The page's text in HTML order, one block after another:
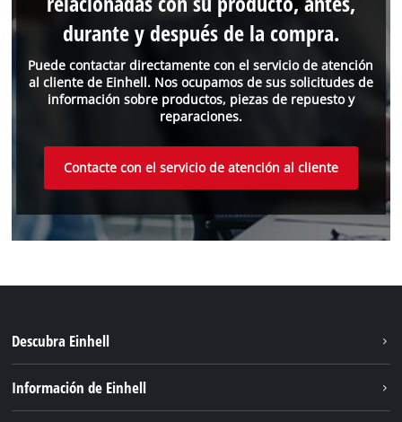
Puede contactar directamente con el servicio de atención
al cliente de Einhell. Nos ocupamos de sus solicitudes de
información sobre productos, piezas de repuesto y
reparaciones.
durante y después de la compra.
Contacte con el servicio de atención al cliente
Descubra Einhell
Información de Einhell